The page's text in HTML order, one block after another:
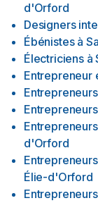
d'Orford
Designers
Ébénistes à
Électriciens à
Entrepreneur
Entrepreneurs
d'Orford
Élie-d'Orford